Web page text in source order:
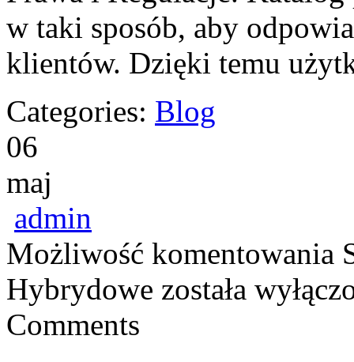
w taki sposób, aby
klientów. Dzięki temu
Categories: Blog
06
maj
admin
Możliwość komentowania
Hybrydowe została
Comments